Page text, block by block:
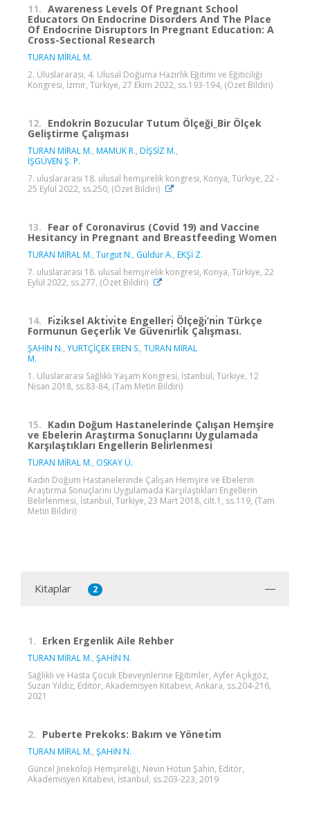
11. Awareness Levels Of Pregnant School
Educators On Endocrine Disorders And The Place
Of Endocrine Disruptors In Pregnant Education: A
Cross-Sectional Research
TURAN MİRAL M.
2. Uluslararası, 4. Ulusal Doğuma Hazırlık Eğitimi ve Eğiticiliği
Kongresi, İzmir, Türkiye, 27 Ekim 2022, ss.193-194, (Özet Bildiri)
12. Endokrin Bozucular Tutum Ölçeği_Bir Ölçek
Geliştirme Çalışması
TURAN MİRAL M., MAMUK R., DİŞSİZ M.,
İŞGÜVEN Ş. P.
7. uluslararası 18. ulusal hemşirelik kongresi, Konya, Türkiye, 22 -
25 Eylül 2022, ss.250, (Özet Bildiri)
13. Fear of Coronavirus (Covid 19) and Vaccine
Hesitancy in Pregnant and Breastfeeding Women
TURAN MİRAL M., Turgut N., Güldür A., EKŞİ Z.
7. uluslararası 18. ulusal hemşirelik kongresi, Konya, Türkiye, 22
Eylül 2022, ss.277, (Özet Bildiri)
14. Fı̇zı̇ksel Aktı̇vı̇te Engellerı̇ Ölçeğı̇’nı̇n Türkçe
Formunun Geçerlı̇k Ve Güvenı̇rlı̇k Çalışması.
ŞAHİN N., YURTÇİÇEK EREN S., TURAN MİRAL
M.
1. Uluslararası Sağlıklı Yaşam Kongresı̇, İstanbul, Türkiye, 12
Nisan 2018, ss.83-84, (Tam Metin Bildiri)
15. Kadın Doğum Hastanelerinde Çalışan Hemşire
ve Ebelerin Araştırma Sonuçlarını Uygulamada
Karşılaştıkları Engellerin Belirlenmesi
TURAN MİRAL M., OSKAY Ü.
Kadın Doğum Hastanelerinde Çalışan Hemşire ve Ebelerin
Araştırma Sonuçlarını Uygulamada Karşılaştıkları Engellerin
Belirlenmesi, İstanbul, Türkiye, 23 Mart 2018, cilt.1, ss.119, (Tam
Metin Bildiri)
Kitaplar 2
1. Erken Ergenlik Aile Rehber
TURAN MİRAL M., ŞAHİN N.
Sağlıklı ve Hasta Çocuk Ebeveynlerine Eğitimler, Ayfer Açıkgöz,
Suzan Yıldız, Editör, Akademisyen Kitabevi, Ankara, ss.204-216,
2021
2. Puberte Prekoks: Bakım ve Yönetı̇m
TURAN MİRAL M., ŞAHİN N.
Güncel Jinekoloji Hemşireliği, Nevin Hotun Şahin, Editör,
Akademisyen Kitabevi, İstanbul, ss.203-223, 2019